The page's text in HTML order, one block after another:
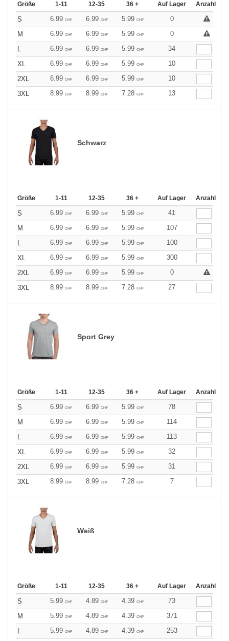
Größe 1-11 12-35 36 + Auf Lager Anzahl
S 6.99 CHF 6.99 CHF 5.99 CHF
0
M
6.99 CHF 6.99 CHF 5.99 CHF
0
L
6.99 CHF 6.99 CHF 5.99 CHF
34
XL
6.99 CHF 6.99 CHF 5.99 CHF
10
2XL
6.99 CHF 6.99 CHF 5.99 CHF
10
3XL
8.99 CHF 8.99 CHF 7.28 CHF 13
Schwarz
Größe 1-11 12-35 36 + Auf Lager Anzahl
S 6.99 CHF 6.99 CHF 5.99 CHF
41
M
6.99 CHF 6.99 CHF 5.99 CHF
107
L
6.99 CHF 6.99 CHF 5.99 CHF
100
XL
6.99 CHF 6.99 CHF 5.99 CHF
300
2XL
6.99 CHF 6.99 CHF 5.99 CHF
0
3XL
8.99 CHF 8.99 CHF 7.28 CHF 27
Sport Grey
Größe 1-11 12-35 36 + Auf Lager Anzahl
S 6.99 CHF 6.99 CHF 5.99 CHF
78
M
6.99 CHF 6.99 CHF 5.99 CHF
114
L
6.99 CHF 6.99 CHF 5.99 CHF
113
XL
6.99 CHF 6.99 CHF 5.99 CHF
32
2XL
6.99 CHF 6.99 CHF 5.99 CHF
31
3XL
8.99 CHF 8.99 CHF 7.28 CHF 7
Weiß
Größe 1-11 12-35 36 + Auf Lager Anzahl
S 5.99 CHF 4.89 CHF 4.39 CHF
73
M
5.99 CHF 4.89 CHF 4.39 CHF
371
L
5.99 CHF 4.89 CHF 4.39 CHF
253